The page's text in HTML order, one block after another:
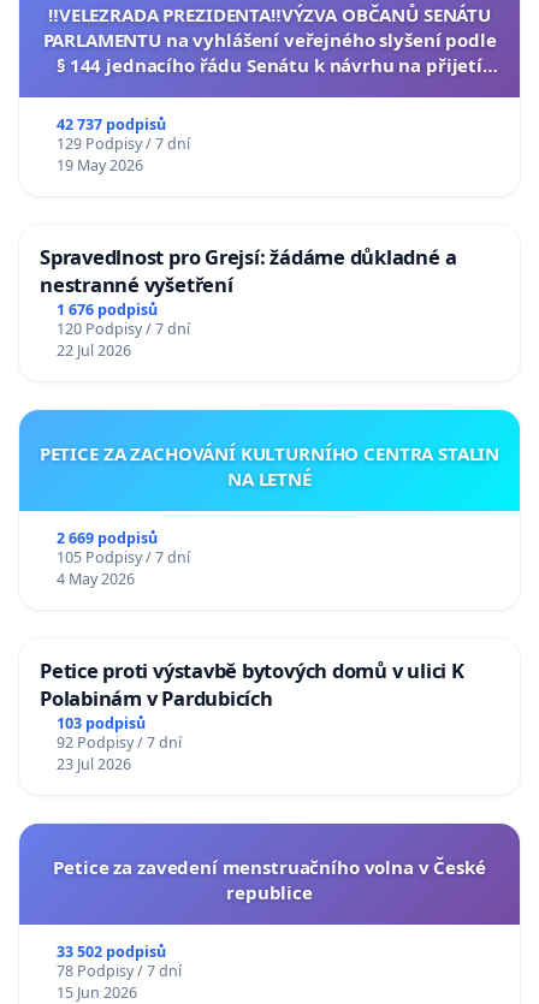
‼️VELEZRADA PREZIDENTA‼️VÝZVA OBČANŮ SENÁTU
PARLAMENTU na vyhlášení veřejného slyšení podle
§ 144 jednacího řádu Senátu k návrhu na přijetí
42 737 podpisů
129 Podpisy / 7 dní
19 May 2026
Spravedlnost pro Grejsí: žádáme důkladné a
nestranné vyšetření
1 676 podpisů
120 Podpisy / 7 dní
22 Jul 2026
PETICE ZA ZACHOVÁNÍ KULTURNÍHO CENTRA STALIN
NA LETNÉ
2 669 podpisů
105 Podpisy / 7 dní
4 May 2026
Petice proti výstavbě bytových domů v ulici K
Polabinám v Pardubicích
103 podpisů
92 Podpisy / 7 dní
23 Jul 2026
Petice za zavedení menstruačního volna v České
republice
33 502 podpisů
78 Podpisy / 7 dní
15 Jun 2026